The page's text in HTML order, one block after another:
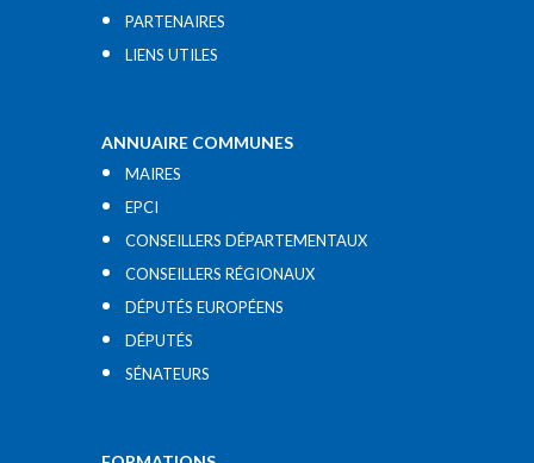
PARTENAIRES
LIENS UTILES​
ANNUAIRE COMMUNES
MAIRES
EPCI
CONSEILLERS DÉPARTEMENTAUX
CONSEILLERS RÉGIONAUX
DÉPUTÉS EUROPÉENS
DÉPUTÉS
SÉNATEURS